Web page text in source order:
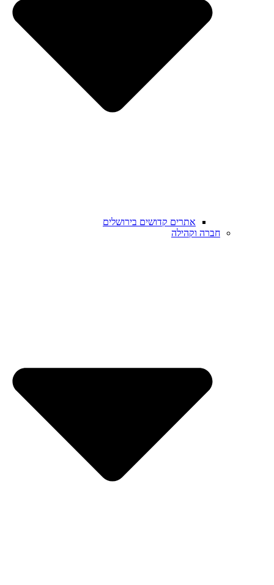
אתרים קדושים בירושלים
חברה וקהילה